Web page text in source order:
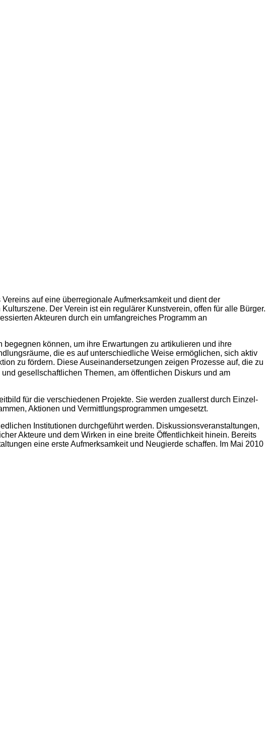
auf eine überregionale Aufmerksamkeit und dient der
Der Verein ist ein regulärer Kunstverein, offen für alle Bürger.
Akteuren durch ein umfangreiches Programm an
können, um ihre Erwartungen zu artikulieren und ihre
die es auf unterschiedliche Weise ermöglichen, sich aktiv
zu fördern. Diese Auseinandersetzungen zeigen Prozesse auf, die zu
gesellschaftlichen Themen, am öffentlichen Diskurs und am
für die verschiedenen Projekte. Sie werden zuallerst durch Einzel-
Aktionen und Vermittlungsprogrammen umgesetzt.
Institutionen durchgeführt werden. Diskussionsveranstaltungen,
Akteure und dem Wirken in eine breite Öffentlichkeit hinein. Bereits
eine erste Aufmerksamkeit und Neugierde schaffen. Im Mai 2010